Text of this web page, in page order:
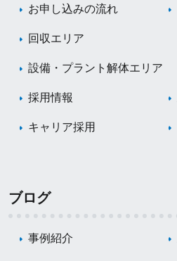
お申し込みの流れ
回収エリア
設備・プラント解体エリア
採用情報
キャリア採用
ブログ
事例紹介